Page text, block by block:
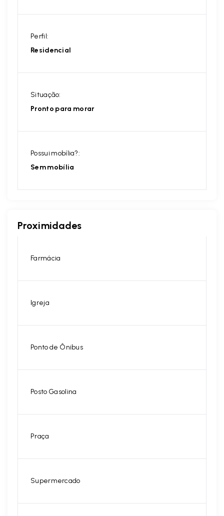
Perfil:
Residencial
Situação:
Pronto para morar
Possui mobília?:
Sem mobília
Proximidades
Farmácia
Igreja
Ponto de Ônibus
Posto Gasolina
Praça
Supermercado